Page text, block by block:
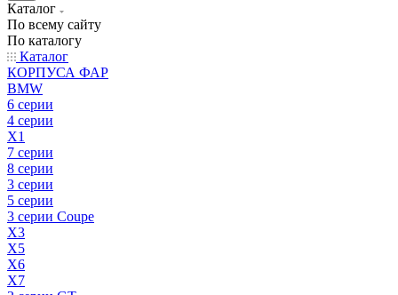
Каталог
По всему сайту
По каталогу
Каталог
КОРПУСА ФАР
BMW
6 серии
4 серии
X1
7 серии
8 серии
3 серии
5 серии
3 серии Coupe
X3
X5
X6
X7